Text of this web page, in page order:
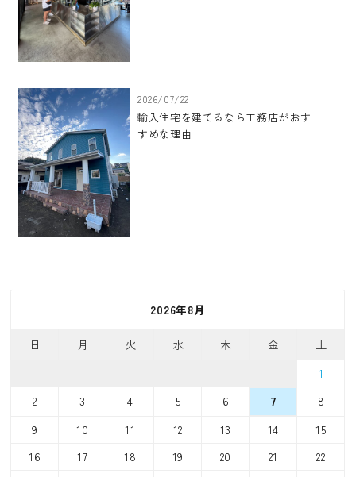
2026/07/22
輸入住宅を建てるなら工務店がおす
すめな理由
2026年8月
日 月 火 水 木 金
土
1
2
3 4 5 6 7
8
9
10 11 12 13 14
15
16
17 18 19 20 21
22